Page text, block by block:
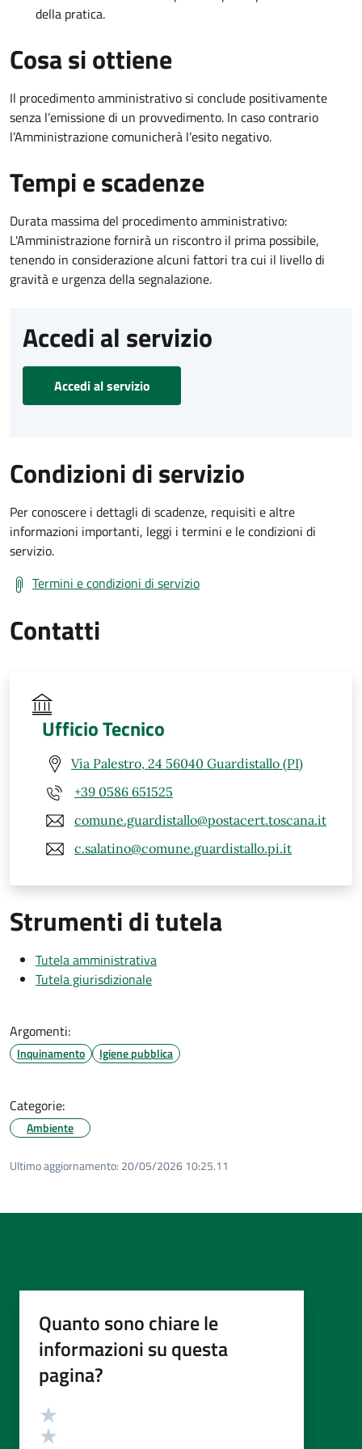
della pratica.
Cosa si ottiene
Il procedimento amministrativo si conclude positivamente
senza l’emissione di un provvedimento. In caso contrario
l’Amministrazione comunicherà l’esito negativo.
Tempi e scadenze
Durata massima del procedimento amministrativo:
L'Amministrazione fornirà un riscontro il prima possibile,
tenendo in considerazione alcuni fattori tra cui il livello di
gravità e urgenza della segnalazione.
Accedi al servizio
Accedi al servizio
Condizioni di servizio
Per conoscere i dettagli di scadenze, requisiti e altre
informazioni importanti, leggi i termini e le condizioni di
servizio.
Termini e condizioni di servizio
Contatti
Ufficio Tecnico
Via Palestro, 24 56040 Guardistallo (PI)
+39 0586 651525
comune.guardistallo@postacert.toscana.it
c.salatino@comune.guardistallo.pi.it
Strumenti di tutela
Tutela amministrativa
Tutela giurisdizionale
Argomenti:
Inquinamento Igiene pubblica
Categorie:
Ambiente
Ultimo aggiornamento: 20/05/2026 10:25.11
Quanto sono chiare le
informazioni su questa
pagina?
Valutazione